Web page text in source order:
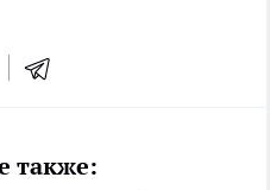
также: